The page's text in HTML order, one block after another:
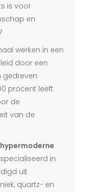
is voor
en
werken in een
door een
gedreven
procent leeft
de
van de
hypermoderne
in
uit
quartz- en